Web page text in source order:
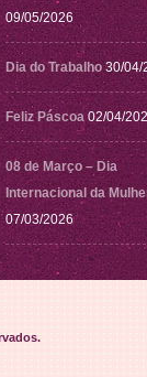
09/05/2026
Dia do Trabalho 30/04/
Feliz Páscoa 02/04/
08 de Março – Dia
Internacional da
07/03/2026